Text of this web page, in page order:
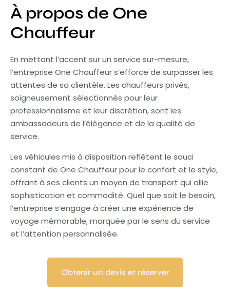
À propos de One
Chauffeur
En mettant l’accent sur un service sur-mesure,
l’entreprise One Chauffeur s’efforce de surpasser les
attentes de sa clientèle. Les chauffeurs privés,
soigneusement sélectionnés pour leur
professionnalisme et leur discrétion, sont les
ambassadeurs de l’élégance et de la qualité de
service.
Les véhicules mis à disposition reflètent le souci
constant de One Chauffeur pour le confort et le style,
offrant à ses clients un moyen de transport qui allie
sophistication et commodité. Quel que soit le besoin,
l’entreprise s’engage à créer une expérience de
voyage mémorable, marquée par le sens du service
et l’attention personnalisée.
Obtenir un devis et réserver